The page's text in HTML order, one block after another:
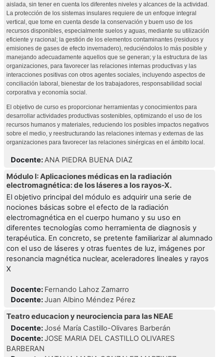
aislada, sin tener en cuenta los diferentes niveles y alcances de la actividad.
La protección de los sistemas insulares requiere de un enfoque integral
vertical, que tome en cuenta desde la conservación y buem uso de los
recursos disponibles, especialmente suelos y aguas, mediante su utilización
eficiente y racional; la gestión de los elementos contaminantes (residuos y
emisiones de gases de efecto invernadero), reduciéndolos lo más posible y
manejando adecuadamente aquellos que se generan; y la estructura de las
organizaciones, para favorecer las relaciones internas productivas y las
interacciones positivas con otros agentes sociales, incluyendo aspectos de
conciliación laboral, bienestar de los trabajadores, responsabilidad social
corporativa y economía social.
El objetivo de curso es proporcionar herramientas y conocimientos para
desarrollar actividades productivas sostenibles, optimizando el uso de los
recursos humanos y materiales, reduciendo los posibles impactos negativos
sobre el medio, y reestructurando las relaciones internas y externas de las
organizaciones para favorecer las relaciones sinérgicas en el ámbito local.
Docente:ANA PIEDRA BUENA DIAZ
Módulo I: Aplicaciones médicas en la radiación
electromagnética: de los láseres a los rayos-X.
El objetivo principal del módulo es adquirir una serie de
nociones básicas sobre el efecto de la radiación
electromagnética en el cuerpo humano y su uso en
diferentes tecnologías como herramienta de diagnosis y
terapéutica. En concreto, se pretente familiarizar al alumnado
con el uso de láseres y otras fuentes de luz, imágenes por
resonancia magnética nuclear, aceleradores lineales y rayos
X
Docente: Fernando Lahoz Zamarro
Docente:Juan Albino Méndez Pérez
Teatro educacion y neurociencia para las NEAE
Docente:José María Castillo-Olivares Barberán
Docente:JOSE MARIA DEL CASTILLO OLIVARES
BARBERAN